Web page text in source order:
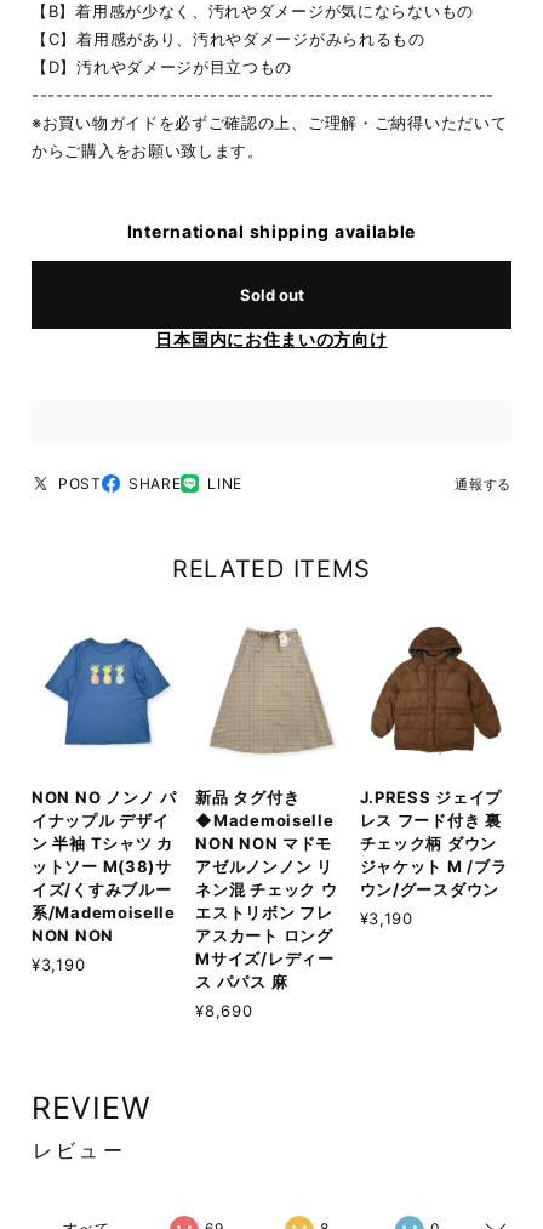
【B】着用感が少なく、汚れやダメージが気にならないもの
【C】着用感があり、汚れやダメージがみられるもの
【D】汚れやダメージが目立つもの
---------------------------------------------------------
※お買い物ガイドを必ずご確認の上、ご理解・ご納得いただいて
からご購入をお願い致します。
International shipping available
Sold out
日本国内にお住まいの方向け
POST SHARE LINE 通報する
RELATED ITEMS
NON NO ノンノ パ
イナップル デザイ
ン 半袖 Tシャツ カ
ットソー M(38)サ
イズ/くすみブルー
系/Mademoiselle
NON NON
¥3,190
新品 タグ付き
◆Mademoiselle
NON NON マドモ
アゼルノンノン リ
ネン混 チェック ウ
エストリボン フレ
アスカート ロング
Mサイズ/レディー
ス パパス 麻
¥8,690
J.PRESS ジェイプ
レス フード付き 裏
チェック柄 ダウン
ジャケット M /ブラ
ウン/グースダウン
¥3,190
REVIEW
レビュー